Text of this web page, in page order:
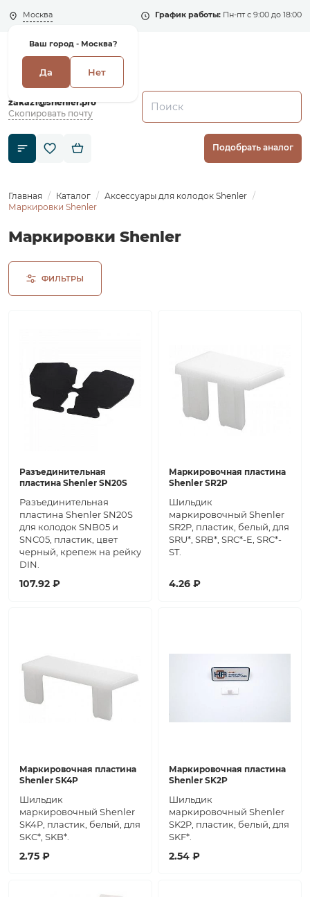
Москва
Ваш город - Москва?
Да Нет
График работы: Пн-пт с 9:00 до 18:00
+7 (495) 135-135-5
zakaz1@shenler.pro
Скопировать почту
Подобрать аналог
Главная Каталог
Аксессуары для колодок Shenler
Маркировки Shenler
Маркировки Shenler
ФИЛЬТРЫ
Разъединительная
пластина Shenler SN20S
Разъединительная
пластина Shenler SN20S
для колодок SNB05 и
SNC05, пластик, цвет
черный, крепеж на рейку
DIN.
107.92 ₽
Маркировочная пластина
Shenler SR2P
Шильдик
маркировочный Shenler
SR2P, пластик, белый, для
SRU*, SRB*, SRC*-E, SRC*-
ST.
4.26 ₽
Маркировочная пластина
Shenler SK4P
Шильдик
маркировочный Shenler
SK4P, пластик, белый, для
SKC*, SKB*.
2.75 ₽
Маркировочная пластина
Shenler SK2P
Шильдик
маркировочный Shenler
SK2P, пластик, белый, для
SKF*.
2.54 ₽